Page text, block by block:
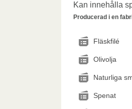
Kan innehålla
Producerad i en
Fläskfilé
Olivolja
Naturliga
Spenat